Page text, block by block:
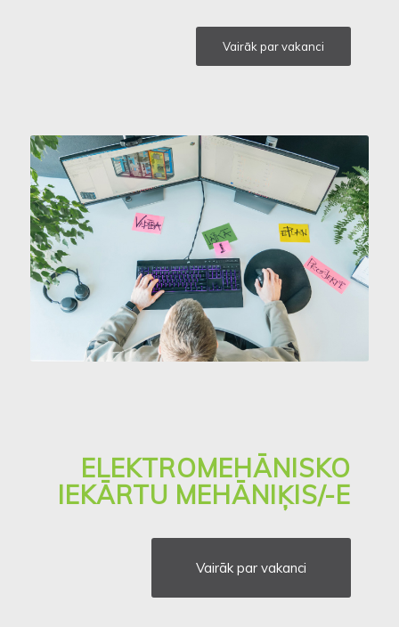
Vairāk par vakanci
ELEKTROMEHĀNISKO
IEKĀRTU MEHĀNIĶIS/-E
Vairāk par vakanci